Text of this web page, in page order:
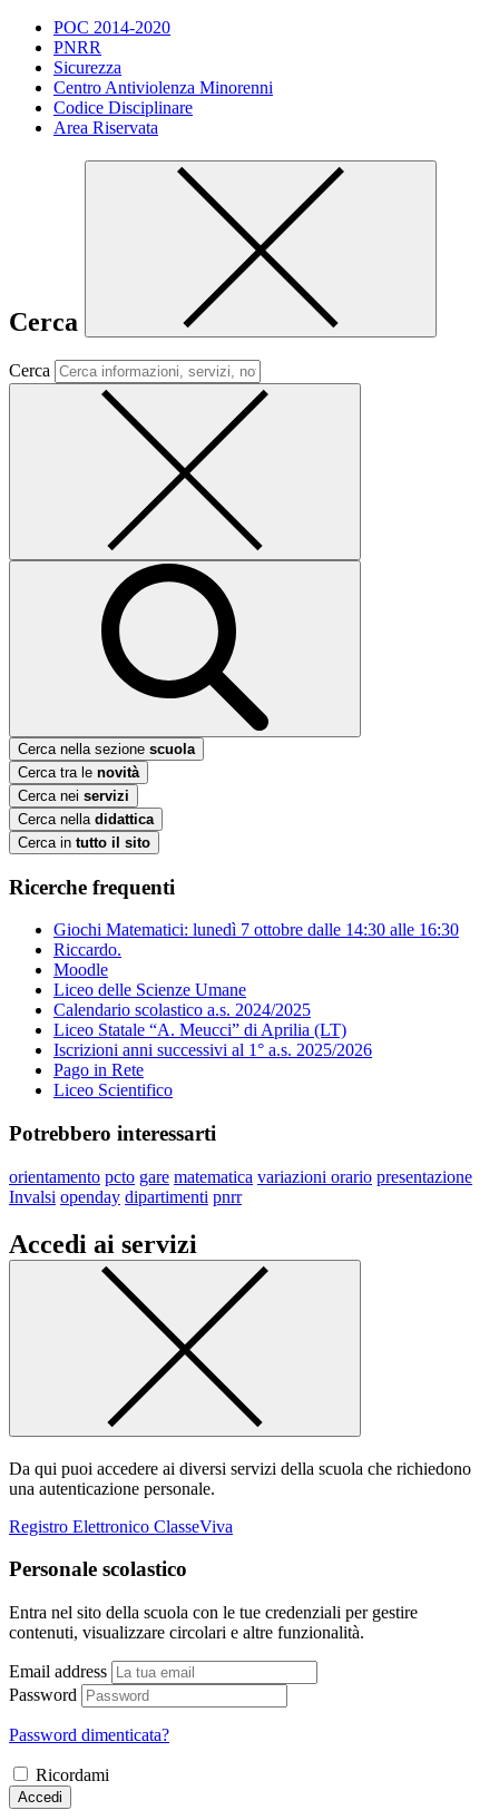
POC 2014-2020
PNRR
Sicurezza
Centro Antiviolenza Minorenni
Codice Disciplinare
Area Riservata
Cerca
Cerca
Cerca nella sezione scuola
Cerca tra le novità
Cerca nei servizi
Cerca nella didattica
Cerca in tutto il sito
Ricerche frequenti
Giochi Matematici: lunedì 7 ottobre dalle 14:30 alle 16:30
Riccardo.
Moodle
Liceo delle Scienze Umane
Calendario scolastico a.s. 2024/2025
Liceo Statale “A. Meucci” di Aprilia (LT)
Iscrizioni anni successivi al 1° a.s. 2025/2026
Pago in Rete
Liceo Scientifico
Potrebbero interessarti
orientamento pcto gare matematica variazioni orario presentazione
Invalsi openday dipartimenti pnrr
Accedi ai servizi
Da qui puoi accedere ai diversi servizi della scuola che richiedono
una autenticazione personale.
Registro Elettronico ClasseViva
Personale scolastico
Entra nel sito della scuola con le tue credenziali per gestire
contenuti, visualizzare circolari e altre funzionalità.
Email address
Password
Password dimenticata?
Ricordami
Accedi